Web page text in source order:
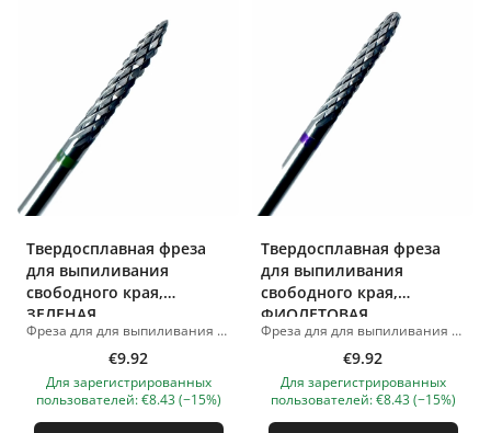
Твердосплавная фреза
для выпиливания
свободного края,
ЗЕЛЕНАЯ
Фреза для для выпиливания свободного края Изображения продуктов носят иллюстративный характер. Если у вас есть какие-либо вопросы, мы всегда ждем вашего письма nanatallinn@gmail.com
€9.92
Для зарегистрированных
пользователей: €8.43 (−15%)
Твердосплавная фреза
для выпиливания
свободного края,
ФИОЛЕТОВАЯ
Фреза для для выпиливания свободного края Изображения продуктов носят иллюстративный характер. Если у вас есть какие-либо вопросы, мы всегда ждем вашего письма nanatallinn@gmail.com
€9.92
Для зарегистрированных
пользователей: €8.43 (−15%)